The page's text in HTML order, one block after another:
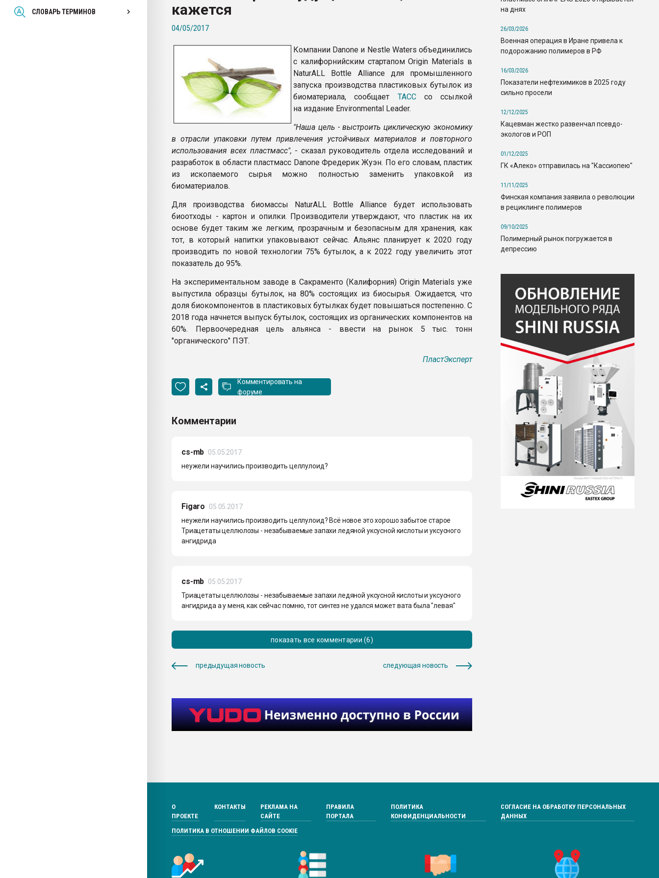
СЛОВАРЬ ТЕРМИНОВ
Всё, что касается выдува ПЭТ
бутылок
ПЕРЕЙТИ НА ФОРУМ
кажется
04/05/2017
Компании Danone и Nestlе Waters объединились
с калифорнийским стартапом Origin Materials в
NaturALL Bottle Alliance для промышленного
запуска производства пластиковых бутылок из
биоматериала, сообщает ТАССсо ссылкой
на издание Environmental Leader.
"Наша цель - выстроить циклическую экономику
в отрасли упаковки путем привлечения устойчивых материалов и повторного
использования всех пластмасс", - сказал руководитель отдела исследований и
разработок в области пластмасс Danone Фредерик Жуэн. По его словам, пластик
из ископаемого сырья можно полностью заменить упаковкой из
биоматериалов.
Для производства биомассы NaturALL Bottle Alliance будет использовать
биоотходы - картон и опилки. Производители утверждают, что пластик на их
основе будет таким же легким, прозрачным и безопасным для хранения, как
тот, в который напитки упаковывают сейчас. Альянс планирует к 2020 году
производить по новой технологии 75% бутылок, а к 2022 году увеличить этот
показатель до 95%.
На экспериментальном заводе в Сакраменто (Калифорния) Origin Materials уже
выпустила образцы бутылок, на 80% состоящих из биосырья. Ожидается, что
доля биокомпонентов в пластиковых бутылках будет повышаться постепенно. С
2018 года начнется выпуск бутылок, состоящих из органических компонентов на
60%. Первоочередная цель альянса - ввести на рынок 5 тыс. тонн
"органического" ПЭТ.
ПластЭксперт
Комментировать на
форуме
Комментарии
cs-mb 05.05.2017
неужели научились производить целлулоид?
Figaro
05.05.2017
неужели научились производить целлулоид? Всё новое это хорошо забытое старое
Триацетаты целлюлозы - незабываемые запахи ледяной уксусной кислоты и уксусного
ангидрида
cs-mb 05.05.2017
Триацетаты целлюлозы - незабываемые запахи ледяной уксусной кислоты и уксусного
ангидрида а у меня, как сейчас помню, тот синтез не удался может вата была "левая"
показать все комментарии (6)
предыдущая новость следующая новость
на днях
26/03/2026
Военная операция в Иране привела к
подорожанию полимеров в РФ
16/03/2026
Показатели нефтехимиков в 2025 году
сильно просели
12/12/2025
Кацевман жестко развенчал псевдо-
экологов и РОП
01/12/2025
ГК «Алеко» отправилась на "Кассиопею"
11/11/2025
Финская компания заявила о революции
в рециклинге полимеров
09/10/2025
Полимерный рынок погружается в
депрессию
О
ПРОЕКТЕ
КОНТАКТЫ
РЕКЛАМА НА
САЙТЕ
ПРАВИЛА
ПОРТАЛА
ПОЛИТИКА
КОНФИДЕНЦИАЛЬНОСТИ
СОГЛАСИЕ НА ОБРАБОТКУ ПЕРСОНАЛЬНЫХ
ДАННЫХ
ПОЛИТИКА В ОТНОШЕНИИ ФАЙЛОВ COOKIE